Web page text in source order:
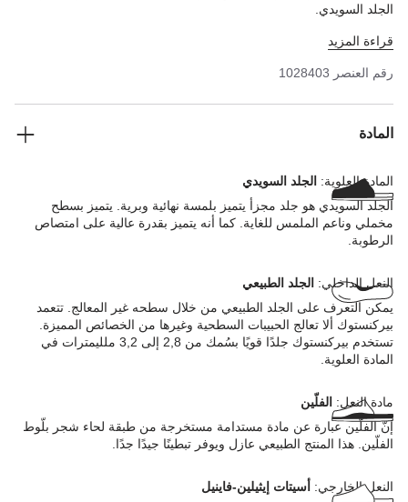
الجلد السويدي.
قراءة المزيد
رقم العنصر 1028403
المادة
المادة العلوية: الجلد السويدي
الجلد السويدي هو جلد مجزأ يتميز بلمسة نهائية وبرية. يتميز بسطح
مخملي وناعم الملمس للغاية. كما أنه يتميز بقدرة عالية على امتصاص
الرطوبة.
النعل الداخلي: الجلد الطبيعي
يمكن التعرف على الجلد الطبيعي من خلال سطحه غير المعالج. تتعمد
بيركنستوك ألا تعالج الحبيبات السطحية وغيرها من الخصائص المميزة.
تستخدم بيركنستوك جلدًا قويًا بسُمك من 2,8 إلى 3,2 ملليمترات في
المادة العلوية.
مادة النعل: الفلّين
إنّ الفلّين عبارة عن مادة مستدامة مستخرجة من طبقة لحاء شجر بلّوط
الفلّين. هذا المنتج الطبيعي عازل ويوفر تبطينًا جيدًا جدًا.
النعل الخارجي: أسيتات إيثيلين-فاينيل